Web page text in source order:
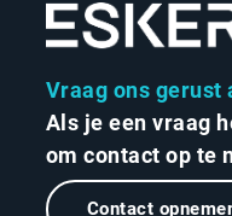
Vraag ons gerust
Als je een vraag
om contact op te
Contact